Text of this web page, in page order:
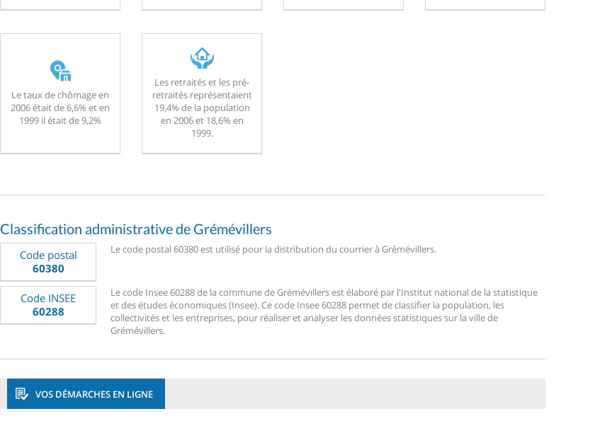
Le taux de chômage en
2006 était de 6,6% et en
1999 il était de 9,2%
Les retraités et les pré-
retraités représentaient
19,4% de la population
en 2006 et 18,6% en
1999.
Classification administrative de Grémévillers
Code postal
60380
Le code postal 60380 est utilisé pour la distribution du courrier à Grémévillers.
Code INSEE
60288
Le code Insee 60288 de la commune de Grémévillers est élaboré par l'Institut national de la statistique
et des études économiques (Insee). Ce code Insee 60288 permet de classifier la population, les
collectivités et les entreprises, pour réaliser et analyser les données statistiques sur la ville de
Grémévillers.
VOS DÉMARCHES EN LIGNE